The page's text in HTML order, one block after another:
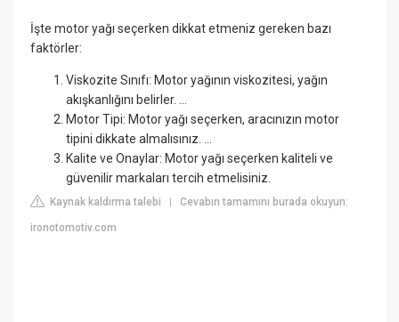
İşte motor yağı seçerken dikkat etmeniz gereken bazı
faktörler:
Viskozite Sınıfı: Motor yağının viskozitesi, yağın
akışkanlığını belirler. ...
Motor Tipi: Motor yağı seçerken, aracınızın motor
tipini dikkate almalısınız. ...
Kalite ve Onaylar: Motor yağı seçerken kaliteli ve
güvenilir markaları tercih etmelisiniz.
Kaynak kaldırma talebi |Cevabın tamamını burada okuyun:
ironotomotiv.com